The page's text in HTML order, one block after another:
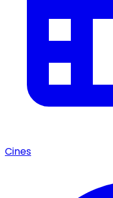
Cines